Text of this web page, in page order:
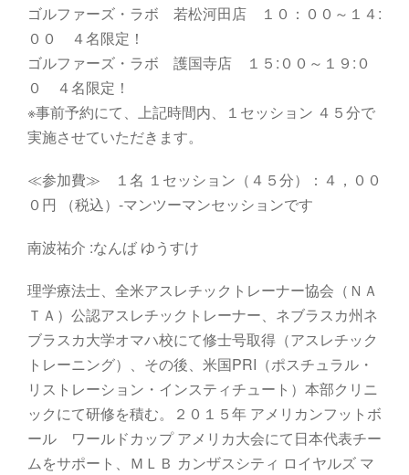
ゴルファーズ・ラボ 若松河田店 １０：００～１４:
００ ４名限定！
ゴルファーズ・ラボ 護国寺店 １５:００～１９:０
０ ４名限定！
※事前予約にて、上記時間内、１セッション ４５分で
実施させていただきます。
≪参加費≫ １名 １セッション（４５分）：４，００
０円 （税込）-マンツーマンセッションです
南波祐介 :なんば ゆうすけ
理学療法士、全米アスレチックトレーナー協会（ＮＡ
ＴＡ）公認アスレチックトレーナー、ネブラスカ州ネ
ブラスカ大学オマハ校にて修士号取得（アスレチック
トレーニング）、その後、米国PRI（ポスチュラル・
リストレーション・インスティチュート）本部クリニ
ックにて研修を積む。２０１５年 アメリカンフットボ
ール ワールドカップ アメリカ大会にて日本代表チー
ムをサポート、ＭＬＢ カンザスシティ ロイヤルズ マ